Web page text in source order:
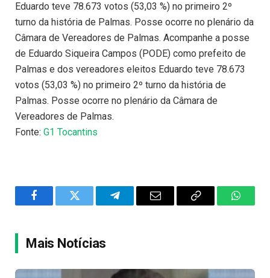
Eduardo teve 78.673 votos (53,03 %) no primeiro 2º
turno da história de Palmas. Posse ocorre no plenário da
Câmara de Vereadores de Palmas. Acompanhe a posse
de Eduardo Siqueira Campos (PODE) como prefeito de
Palmas e dos vereadores eleitos Eduardo teve 78.673
votos (53,03 %) no primeiro 2º turno da história de
Palmas. Posse ocorre no plenário da Câmara de
Vereadores de Palmas.
Fonte: G1 Tocantins
FacebookTwitter TelegramEmail
Copy
Mais Notícias